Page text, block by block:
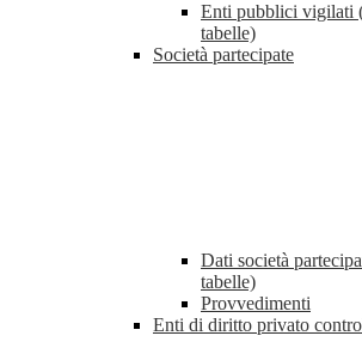
Enti pubblici vigilati
tabelle)
Società partecipate
Dati società
tabelle)
Provvedimenti
Enti di diritto privato